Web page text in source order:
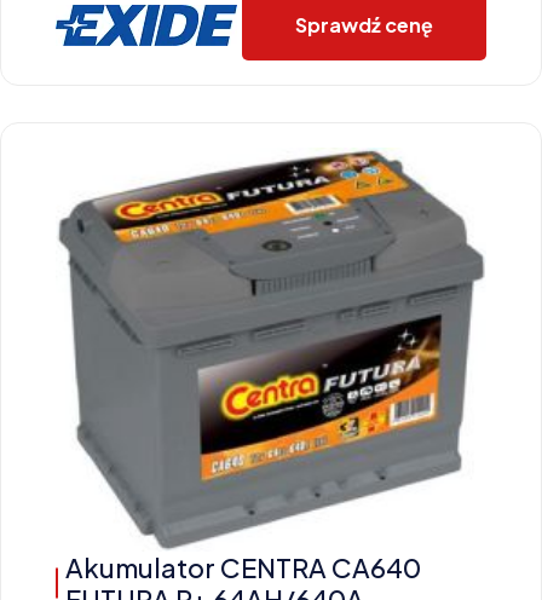
Sprawdź cenę
Akumulator CENTRA CA640